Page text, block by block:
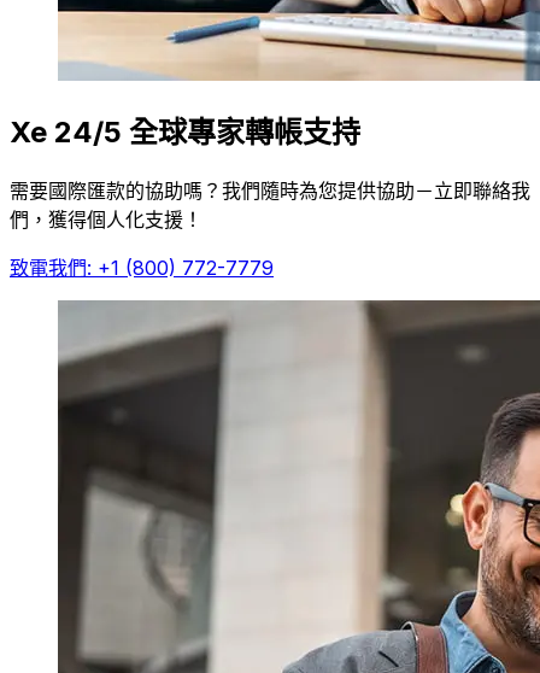
Xe 24/5 全球專家轉帳支持
需要國際匯款的協助嗎？我們隨時為您提供協助－立即聯絡我
們，獲得個人化支援！
致電我們: +1 (800) 772-7779